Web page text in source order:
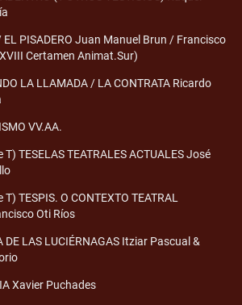
EL PISADERO Juan Manuel Brun / Francisco
Certamen Animat.Sur)
LA LLAMADA / LA CONTRATA Ricardo
VV.AA.
TESELAS TEATRALES ACTUALES José
TESPIS. O CONTEXTO TEATRAL
Oti Ríos
DE LAS LUCIÉRNAGAS Itziar Pascual &
Xavier Puchades